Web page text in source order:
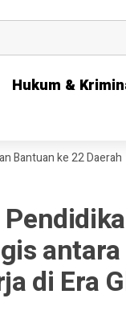
Hukum &
Hukum &
22 Daerah Gubernur
di Era